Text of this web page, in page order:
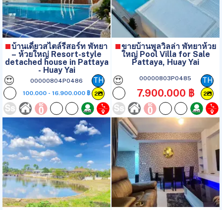
บ้านเดี่ยวสไตล์รีสอร์ท พัทยา
– ห้วยใหญ่ Resort-style
detached house in Pattaya
- Huay Yai
😍
00000804P0486
100.000 - 16.900.000 ฿
TH
2
ขายบ้านพูลวิลล่า พัทยาห้วย
ใหญ่ Pool Villa for Sale
Pattaya, Huay Yai
😍 00000803P0485
7.900.000 ฿
TH
2